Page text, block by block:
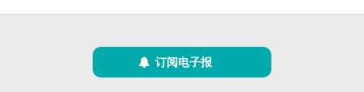
订阅电子报